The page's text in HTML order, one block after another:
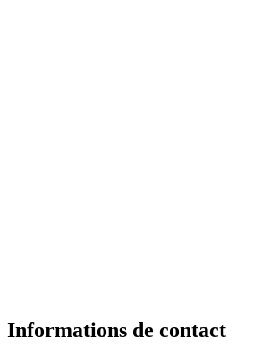
Informations de contact